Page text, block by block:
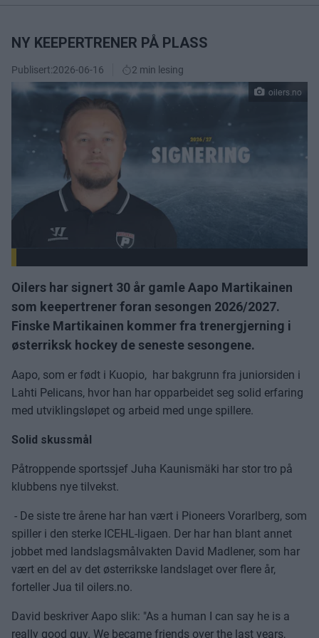
NY KEEPERTRENER PÅ PLASS
Publisert:2026-06-16 2 min lesing
oilers.no
Oilers har signert 30 år gamle Aapo Martikainen
som keepertrener foran sesongen 2026/2027.
Finske Martikainen kommer fra trenergjerning i
østerriksk hockey de seneste sesongene.
Aapo, som er født i Kuopio, har bakgrunn fra juniorsiden i
Lahti Pelicans, hvor han har opparbeidet seg solid erfaring
med utviklingsløpet og arbeid med unge spillere.
Solid skussmål
Påtroppende sportssjef Juha Kaunismäki har stor tro på
klubbens nye tilvekst.
- De siste tre årene har han vært i Pioneers Vorarlberg, som
spiller i den sterke ICEHL-ligaen. Der har han blant annet
jobbet med landslagsmålvakten David Madlener, som har
vært en del av det østerrikske landslaget over flere år,
forteller Jua til oilers.no.
David beskriver Aapo slik: "As a human I can say he is a
really good guy. We became friends over the last years,